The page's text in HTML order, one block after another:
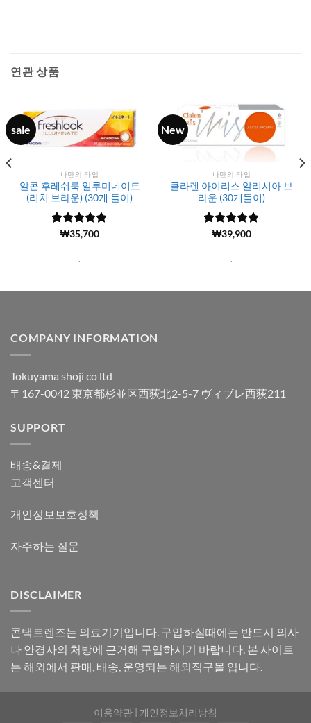
연관 상품
sale
나만의 타입
알콘 후레쉬룩 일루미네이트
(리치 브라운) (30개 들이)
5 중에서
(1919)
₩35,700
.
New
나만의 타입
클라렌 아이리스 알리시아 브
라운 (30개들이)
5 중에서
(103)
₩39,900
.
COMPANY INFORMATION
Tokuyama shoji co ltd
〒167-0042 東京都杉並区西荻北2-5-7 ヴィブレ西荻211
SUPPORT
배송&결제
고객센터
개인정보보호정책
자주하는 질문
DISCLAIMER
콘택트렌즈는 의료기기입니다. 구입하실때에는 반드시 의사
나 안경사의 처방에 근거해 구입하시기 바랍니다. 본 사이트
는 해외에서 판매, 배송, 운영되는 해외직구몰 입니다.
이용약관 | 개인정보처리방침